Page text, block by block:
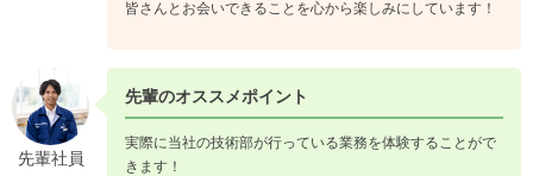
皆さんとお会いできることを心から楽しみにしています！
先輩社員
先輩のオススメポイント
実際に当社の技術部が行っている業務を体験することがで
きます！